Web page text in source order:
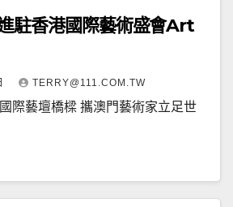
駐香港國際藝術盛會Art
TERRY@111.COM.TW
際藝壇橋樑 攜澳門藝術家立足世